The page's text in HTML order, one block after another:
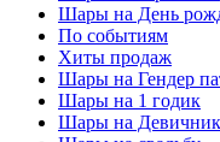
Шары на День
По событиям
Хиты продаж
Шары на Гендер
Шары на 1 годик
Шары на Девичник